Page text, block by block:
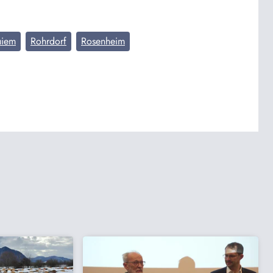
Rohrdorf Rosenheim